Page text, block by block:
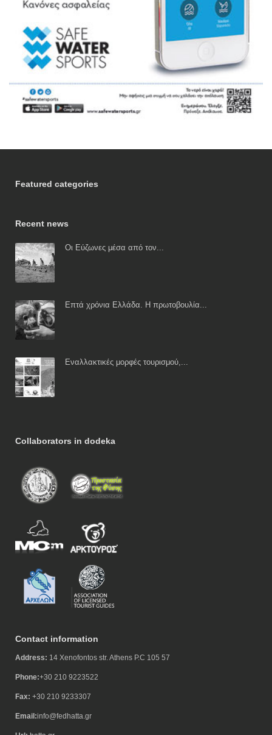
Featured categories
Recent news
Οι Εύζωνες μέσα από τον...
Επτά χρόνια Ελλάδα. Η πρωτοβουλία...
Εναλλακτικές μορφές τουρισμού,...
Collaborators in dodeka
Contact information
Address: 14 Xenofontos str. Athens P.C 105 57
Phone:+30 210 9223522
Fax: +30 210 9233307
Email:info@fedhatta.gr